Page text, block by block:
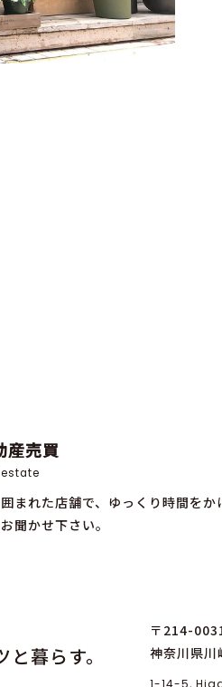
産売買
まれた店舗で、ゆっくり時間をか
聞かせ下さい。
暮らす。
〒214-
神奈川県